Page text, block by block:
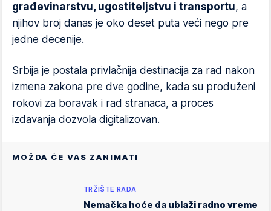
građevinarstvu, ugostiteljstvu i transportu, a
njihov broj danas je oko deset puta veći nego pre
jedne decenije.
Srbija je postala privlačnija destinacija za rad nakon
izmena zakona pre dve godine, kada su produženi
rokovi za boravak i rad stranaca, a proces
izdavanja dozvola digitalizovan.
MOŽDA ĆE VAS ZANIMATI
TRŽIŠTE RADA
Nemačka hoće da ublaži radno vreme